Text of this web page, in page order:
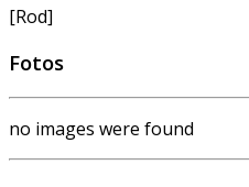
[Rod]
Fotos
no images were found